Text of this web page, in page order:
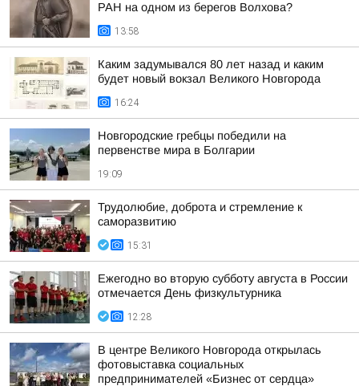
РАН на одном из берегов Волхова?
13:58
Каким задумывался 80 лет назад и каким
будет новый вокзал Великого Новгорода
16:24
Новгородские гребцы победили на
первенстве мира в Болгарии
19:09
Трудолюбие, доброта и стремление к
саморазвитию
15:31
Ежегодно во вторую субботу августа в России
отмечается День физкультурника
12:28
В центре Великого Новгорода открылась
фотовыставка социальных
предпринимателей «Бизнес от сердца»